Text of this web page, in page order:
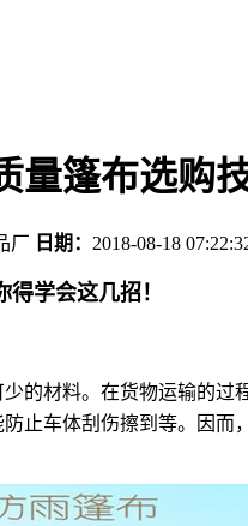
量篷布选购
厂 日期： 2018-08-18
学会这几招！
的材料。在货物运输的
止车体刮伤擦到等。因而